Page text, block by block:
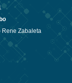
Rene Zabaleta